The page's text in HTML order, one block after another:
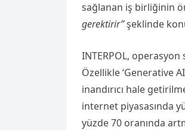
sağlanan iş birliğinin
gerektirir”şeklinde
INTERPOL, operasyon
Özellikle ‘Generative
inandırıcı hale
internet piyasasında
yüzde 70 oranında